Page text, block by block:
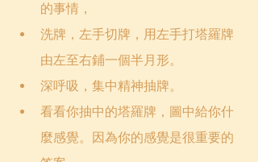
的事情，
洗牌，左手切牌，用左手打塔羅牌
由左至右鋪一個半月形。
深呼吸，集中精神抽牌。
看看你抽中的塔羅牌，圖中給你什
麼感覺。因為你的感覺是很重要的